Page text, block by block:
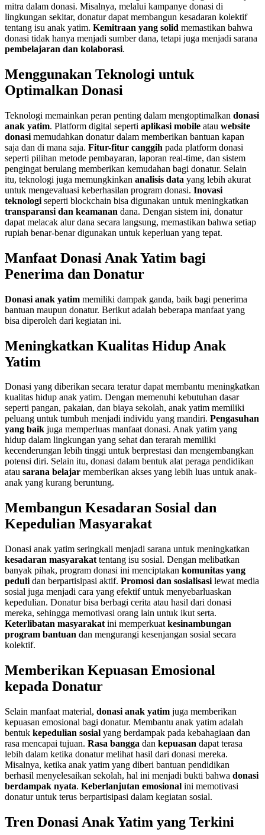
mitra dalam donasi. Misalnya, melalui kampanye donasi di
lingkungan sekitar, donatur dapat membangun kesadaran kolektif
tentang isu anak yatim. Kemitraan yang solid memastikan bahwa
donasi tidak hanya menjadi sumber dana, tetapi juga menjadi sarana
pembelajaran dan kolaborasi.
Menggunakan Teknologi untuk
Optimalkan Donasi
Teknologi memainkan peran penting dalam mengoptimalkan donasi
anak yatim. Platform digital seperti aplikasi mobile atau website
donasi memudahkan donatur dalam memberikan bantuan kapan
saja dan di mana saja. Fitur-fitur canggih pada platform donasi
seperti pilihan metode pembayaran, laporan real-time, dan sistem
pengingat berulang memberikan kemudahan bagi donatur. Selain
itu, teknologi juga memungkinkan analisis data yang lebih akurat
untuk mengevaluasi keberhasilan program donasi. Inovasi
teknologi seperti blockchain bisa digunakan untuk meningkatkan
transparansi dan keamanan dana. Dengan sistem ini, donatur
dapat melacak alur dana secara langsung, memastikan bahwa setiap
rupiah benar-benar digunakan untuk keperluan yang tepat.
Manfaat Donasi Anak Yatim bagi
Penerima dan Donatur
Donasi anak yatim memiliki dampak ganda, baik bagi penerima
bantuan maupun donatur. Berikut adalah beberapa manfaat yang
bisa diperoleh dari kegiatan ini.
Meningkatkan Kualitas Hidup Anak
Yatim
Donasi yang diberikan secara teratur dapat membantu meningkatkan
kualitas hidup anak yatim. Dengan memenuhi kebutuhan dasar
seperti pangan, pakaian, dan biaya sekolah, anak yatim memiliki
peluang untuk tumbuh menjadi individu yang mandiri. Pengasuhan
yang baik juga memperluas manfaat donasi. Anak yatim yang
hidup dalam lingkungan yang sehat dan terarah memiliki
kecenderungan lebih tinggi untuk berprestasi dan mengembangkan
potensi diri. Selain itu, donasi dalam bentuk alat peraga pendidikan
atau sarana belajar memberikan akses yang lebih luas untuk anak-
anak yang kurang beruntung.
Membangun Kesadaran Sosial dan
Kepedulian Masyarakat
Donasi anak yatim seringkali menjadi sarana untuk meningkatkan
kesadaran masyarakat tentang isu sosial. Dengan melibatkan
banyak pihak, program donasi ini menciptakan komunitas yang
peduli dan berpartisipasi aktif. Promosi dan sosialisasi lewat media
sosial juga menjadi cara yang efektif untuk menyebarluaskan
kepedulian. Donatur bisa berbagi cerita atau hasil dari donasi
mereka, sehingga memotivasi orang lain untuk ikut serta.
Keterlibatan masyarakat ini memperkuat kesinambungan
program bantuan dan mengurangi kesenjangan sosial secara
kolektif.
Memberikan Kepuasan Emosional
kepada Donatur
Selain manfaat material, donasi anak yatim juga memberikan
kepuasan emosional bagi donatur. Membantu anak yatim adalah
bentuk kepedulian sosial yang berdampak pada kebahagiaan dan
rasa mencapai tujuan. Rasa bangga dan kepuasan dapat terasa
lebih dalam ketika donatur melihat hasil dari donasi mereka.
Misalnya, ketika anak yatim yang diberi bantuan pendidikan
berhasil menyelesaikan sekolah, hal ini menjadi bukti bahwa donasi
berdampak nyata. Keberlanjutan emosional ini memotivasi
donatur untuk terus berpartisipasi dalam kegiatan sosial.
Tren Donasi Anak Yatim yang Terkini